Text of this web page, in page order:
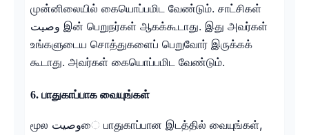
முன்னிலையில் கையொப்பமிட வேண்டும். சாட்சிகள்
وصيت இன் பெறுநர்கள் ஆகக்கூடாது. இது அவர்கள்
உங்களுடைய சொத்துகளைப் பெறுவோர் இருக்கக்
கூடாது. அவர்கள் கையொப்பமிட வேண்டும்.
6. பாதுகாப்பாக வையுங்கள்
மூல وصيتை பாதுகாப்பான இடத்தில் வையுங்கள்,